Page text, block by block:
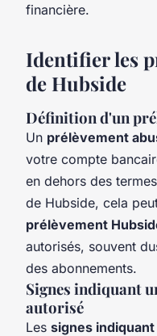
financière.
Identifier les
de Hubside
Définition d'un
Un prélèvement
votre compte
en dehors des
de Hubside, cela
prélèvement
autorisés, souvent
des abonnements.
Signes indiquant
autorisé
Les signes